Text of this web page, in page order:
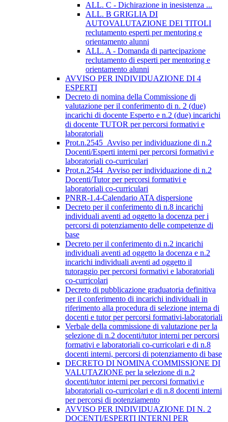
ALL. C - Dichirazione in inesistenza ...
ALL. B GRIGLIA DI
AUTOVALUTAZIONE DEI TITOLI
reclutamento esperti per mentoring e
orientamento alunni
ALL. A - Domanda di partecipazione
reclutamento di esperti per mentoring e
orientamento alunni
AVVISO PER INDIVIDUAZIONE DI 4
ESPERTI
Decreto di nomina della Commissione di
valutazione per il conferimento di n. 2 (due)
incarichi di docente Esperto e n.2 (due) incarichi
di docente TUTOR per percorsi formativi e
laboratoriali
Prot.n.2545_Avviso per individuazione di n.2
Docenti/Esperti interni per percorsi formativi e
laboratoriali co-curriculari
Prot.n.2544_Avviso per individuazione di n.2
Docenti/Tutor per percorsi formativi e
laboratoriali co-curriculari
PNRR-1.4-Calendario ATA dispersione
Decreto per il conferimento di n.8 incarichi
individuali aventi ad oggetto la docenza per i
percorsi di potenziamento delle competenze di
base
Decreto per il conferimento di n.2 incarichi
individuali aventi ad oggetto la docenza e n.2
incarichi individuali aventi ad oggetto il
tutoraggio per percorsi formativi e laboratoriali
co-curricolari
Decreto di pubblicazione graduatoria definitiva
per il conferimento di incarichi individuali in
riferimento alla procedura di selezione interna di
docenti e tutor per percorsi formativi-laboratoriali
Verbale della commissione di valutazione per la
selezione di n.2 docenti/tutor interni per percorsi
formativi e laboratoriali co-curricolari e di n.8
docenti interni, percorsi di potenziamento di base
DECRETO DI NOMINA COMMISSIONE DI
VALUTAZIONE per la selezione di n.2
docenti/tutor interni per percorsi formativi e
laboratoriali co-curricolari e di n.8 docenti interni
per percorsi di potenziamento
AVVISO PER INDIVIDUAZIONE DI N. 2
DOCENTI/ESPERTI INTERNI PER